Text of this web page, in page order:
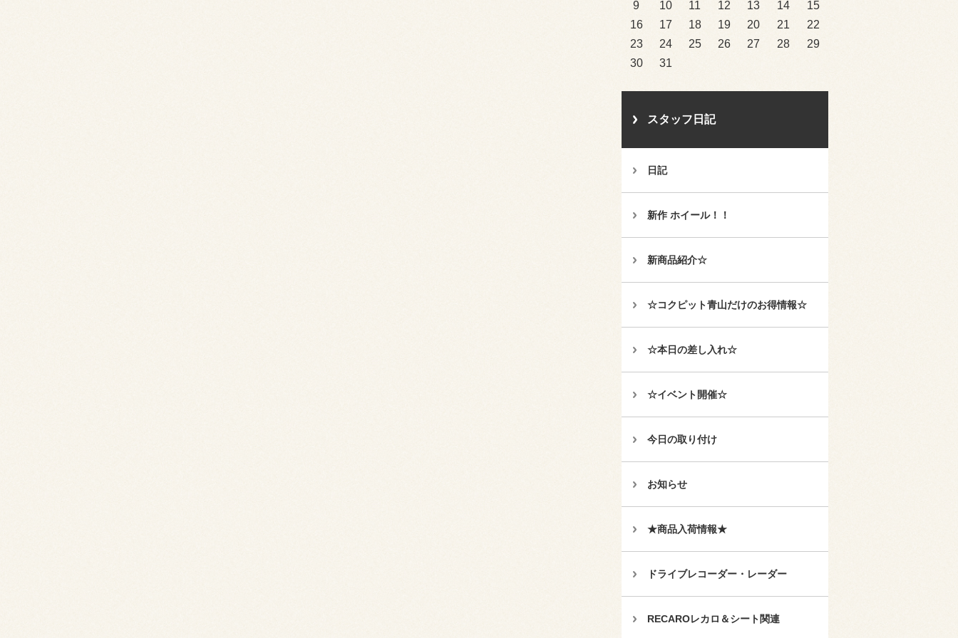
9 10 11 12 13 14
15
16
17 18 19 20 21
22
23
24 25 26 27 28
29
30
31
スタッフ日記
日記
新作 ホイール！！
新商品紹介☆
☆コクピット青山だけのお得情報☆
☆本日の差し入れ☆
☆イベント開催☆
今日の取り付け
お知らせ
★商品入荷情報★
ドライブレコーダー・レーダー
RECAROレカロ＆シート関連